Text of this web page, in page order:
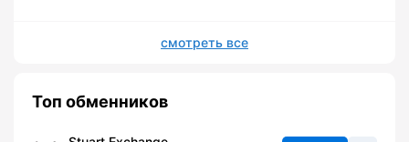
смотреть все
Топ обменников